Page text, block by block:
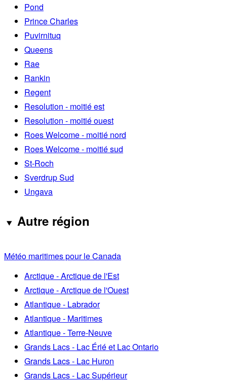
Pond
Prince Charles
Puvirnituq
Queens
Rae
Rankin
Regent
Resolution - moitié est
Resolution - moitié ouest
Roes Welcome - moitié nord
Roes Welcome - moitié sud
St-Roch
Sverdrup Sud
Ungava
Autre région
Météo maritimes pour le Canada
Arctique - Arctique de l'Est
Arctique - Arctique de l'Ouest
Atlantique - Labrador
Atlantique - Maritimes
Atlantique - Terre-Neuve
Grands Lacs - Lac Érié et Lac Ontario
Grands Lacs - Lac Huron
Grands Lacs - Lac Supérieur